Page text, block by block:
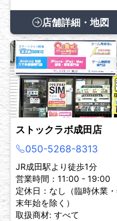
店舗詳細・地図
ストックラボ成田店
050-5268-8313
JR成田駅より徒歩1分
営業時間：11:00 - 19:00
定休日：なし（臨時休業
末年始を除く）
取扱商材: すべて